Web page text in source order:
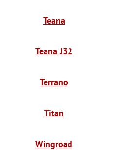
Teana
Teana J32
Terrano
Titan
Wingroad